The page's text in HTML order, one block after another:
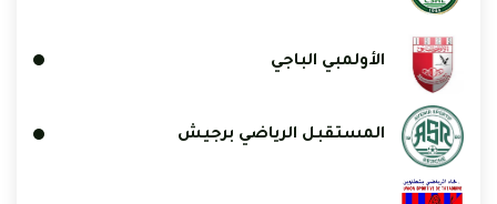
الأولمبي الباجي
المستقبل الرياضي برجيش